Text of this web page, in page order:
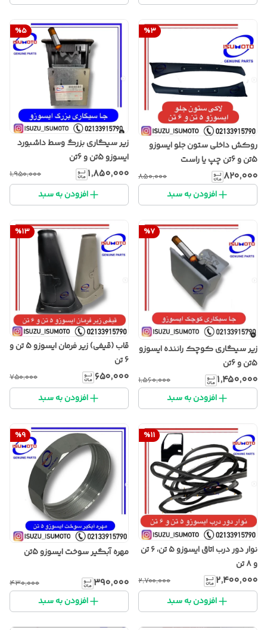
%3
روکش داخلی ستون جلو ایسوزو
5تن و 6تن چپ یا راست
۸۲۰٬۰۰۰ ۸۵۰٬۰۰۰
افزودن به سبد
%5
زیر سیگاری بزرگ وسط داشبورد
ایسوزو 5تن و 6تن
۱٬۸۵۰٬۰۰۰ ۱٬۹۵۰٬۰۰۰
افزودن به سبد
%7
زیر سیگاری کوچک راننده ایسوزو
5تن و 6تن
۱٬۴۵۰٬۰۰۰ ۱٬۵۶۰٬۰۰۰
افزودن به سبد
%13
قاب (قیفی) زیر فرمان ایسوزو 5 تن و
6 تن
۶۵۰٬۰۰۰ ۷۵۰٬۰۰۰
افزودن به سبد
%11
نوار دور درب اتاق ایسوزو ۵ تن، ۶ تن
و ۸ تن
۲٬۴۰۰٬۰۰۰ ۲٬۷۰۰٬۰۰۰
افزودن به سبد
%9
مهره آبگیر سوخت ایسوزو 5تن
۳۹۰٬۰۰۰ ۴۳۰٬۰۰۰
افزودن به سبد